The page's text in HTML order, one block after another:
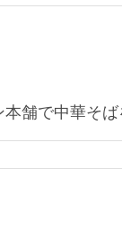
本舗で中華そ